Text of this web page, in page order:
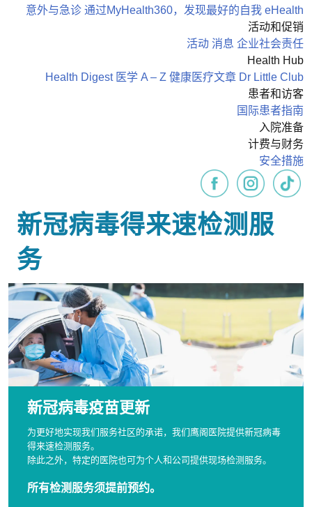
意外与急诊 通过MyHealth360，发现最好的自我 eHealth
活动和促销
活动 消息 企业社会责任
Health Hub
Health Digest 医学 A – Z 健康医疗文章 Dr Little Club
患者和访客
国际患者指南
入院准备
计费与财务
安全措施
新冠病毒得来速检测服
务
新冠病毒疫苗更新
为更好地实现我们服务社区的承诺，我们鹰阁医院提供新冠病毒
得来速检测服务。
除此之外，特定的医院也可为个人和公司提供现场检测服务。
所有检测服务须提前预约。